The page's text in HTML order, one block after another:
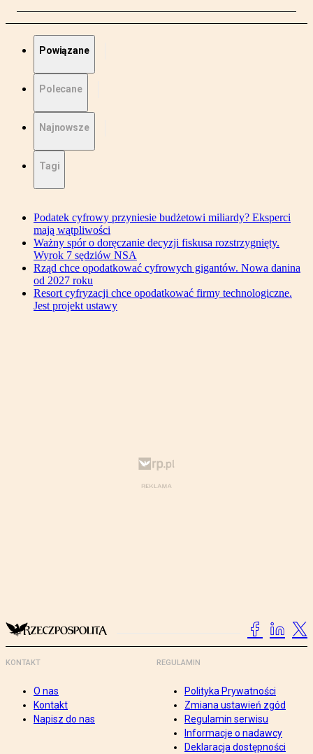
Powiązane
Polecane
Najnowsze
Tagi
Podatek cyfrowy przyniesie budżetowi miliardy? Eksperci
mają wątpliwości
Ważny spór o doręczanie decyzji fiskusa rozstrzygnięty.
Wyrok 7 sędziów NSA
Rząd chce opodatkować cyfrowych gigantów. Nowa danina
od 2027 roku
Resort cyfryzacji chce opodatkować firmy technologiczne.
Jest projekt ustawy
KONTAKT
O nas
Kontakt
Napisz do nas
REGULAMIN
Polityka Prywatności
Zmiana ustawień zgód
Regulamin serwisu
Informacje o nadawcy
Deklaracja dostępności